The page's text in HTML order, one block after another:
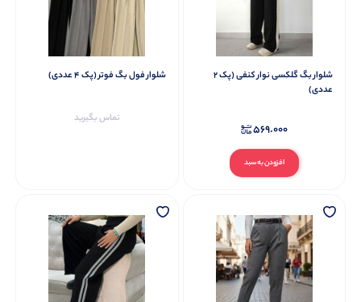
شلوار بگ گلکسی نوار کنفی (پک 2
عددی)
افزودن به سبد
569.000
شلوار فول بگ فوتر (پک 4 عددی)
تماس بگیرید